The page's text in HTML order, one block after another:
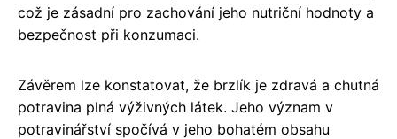
což je zásadní pro zachování jeho nutriční hodnoty a
bezpečnost při konzumaci.
Závěrem lze konstatovat, že brzlík je zdravá a chutná
potravina plná výživných látek. Jeho význam v
potravinářství spočívá v jeho bohatém obsahu